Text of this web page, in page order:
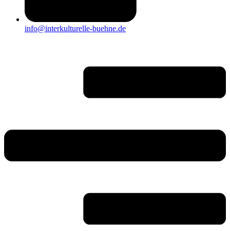
info@interkulturelle-buehne.de